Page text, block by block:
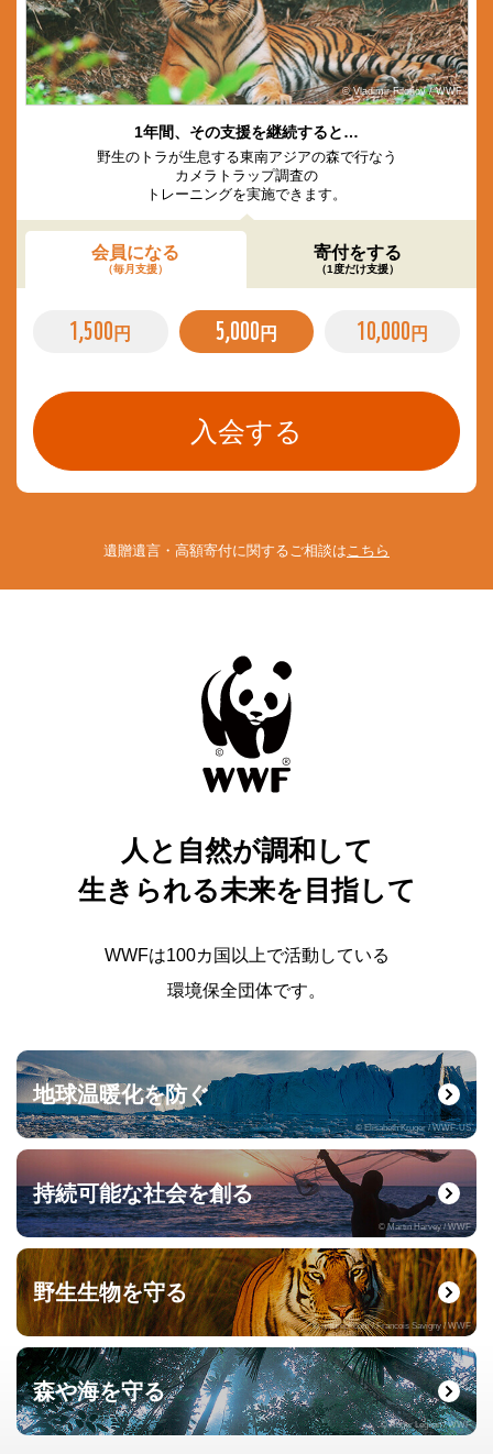
© Vladimir Filonov / WWF
1年間、その支援を継続すると…
野生のトラが生息する東南アジアの森で行なう
カメラトラップ調査の
トレーニングを実施できます。
会員になる
（毎月支援）
寄付をする
（1度だけ支援）
1,500 円 5,000 円 10,000 円
遺贈遺言・高額寄付に関するご相談は こちら
人と自然が調和して
生きられる未来を目指して
WWFは100カ国以上で活動している
環境保全団体です。
地球温暖化を防ぐ
© Elisabeth Kruger / WWF-US
持続可能な社会を創る
© Martin Harvey / WWF
野生生物を守る
© naturepl.com / Francois Savigny / WWF
森や海を守る
© Roger Leguen / WWF